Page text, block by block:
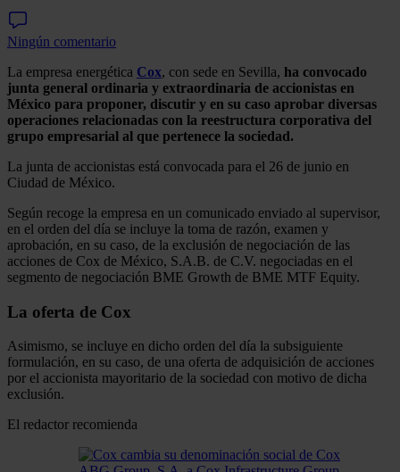
Ningún comentario
La empresa energética Cox, con sede en Sevilla, ha convocado
junta general ordinaria y extraordinaria de accionistas en
México para proponer, discutir y en su caso aprobar diversas
operaciones relacionadas con la reestructura corporativa del
grupo empresarial al que pertenece la sociedad.
La junta de accionistas está convocada para el 26 de junio en
Ciudad de México.
Según recoge la empresa en un comunicado enviado al supervisor,
en el orden del día se incluye la toma de razón, examen y
aprobación, en su caso, de la exclusión de negociación de las
acciones de Cox de México, S.A.B. de C.V. negociadas en el
segmento de negociación BME Growth de BME MTF Equity.
La oferta de Cox
Asimismo, se incluye en dicho orden del día la subsiguiente
formulación, en su caso, de una oferta de adquisición de acciones
por el accionista mayoritario de la sociedad con motivo de dicha
exclusión.
El redactor recomienda